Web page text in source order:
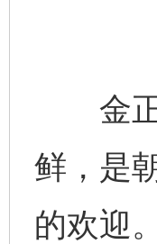
金正
鲜，是
的欢迎